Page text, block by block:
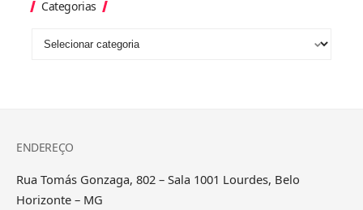
Categorias
ENDEREÇO
Rua Tomás Gonzaga, 802 – Sala 1001 Lourdes, Belo
Horizonte – MG